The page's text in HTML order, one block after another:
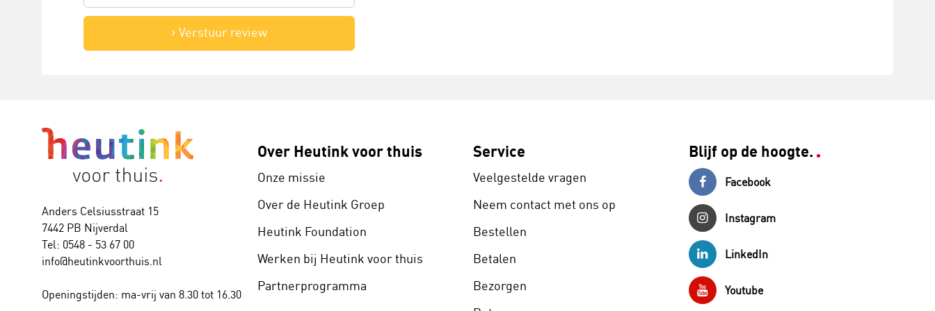
Verstuur review
Anders Celsiusstraat 15
7442 PB Nijverdal
Tel: 0548 - 53 67 00
info@heutinkvoorthuis.nl
Openingstijden: ma-vrij van 8.30 tot 16.30
Over Heutink voor thuis
Onze missie
Over de Heutink Groep
Heutink Foundation
Werken bij Heutink voor thuis
Partnerprogramma
Service
Veelgestelde vragen
Neem contact met ons op
Bestellen
Betalen
Bezorgen
Blijf op de hoogte.
Facebook
Instagram
LinkedIn
Youtube